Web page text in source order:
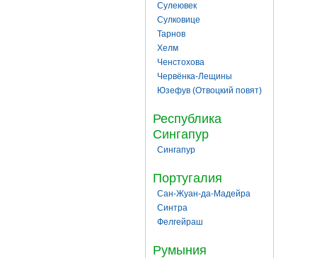
Сулеювек
Сулковице
Тарнов
Хелм
Ченстохова
Червёнка-Лещины
Юзефув (Отвоцкий повят)
Республика
Сингапур
Сингапур
Португалия
Сан-Жуан-да-Мадейра
Синтра
Фелгейраш
Румыния